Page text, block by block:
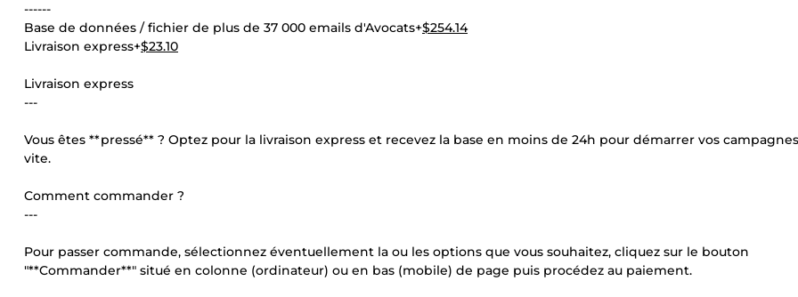
------
Base de données / fichier de plus de 37 000 emails d'Avocats+$254.14
Livraison express+$23.10
Livraison express
---
Vous êtes **pressé** ? Optez pour la livraison express et recevez la base en moins de 24h pour démarrer vos
vite.
Comment commander ?
---
Pour passer commande, sélectionnez éventuellement la ou les options que vous souhaitez, cliquez sur le bouton
"**Commander**" situé en colonne (ordinateur) ou en bas (mobile) de page puis procédez au paiement.